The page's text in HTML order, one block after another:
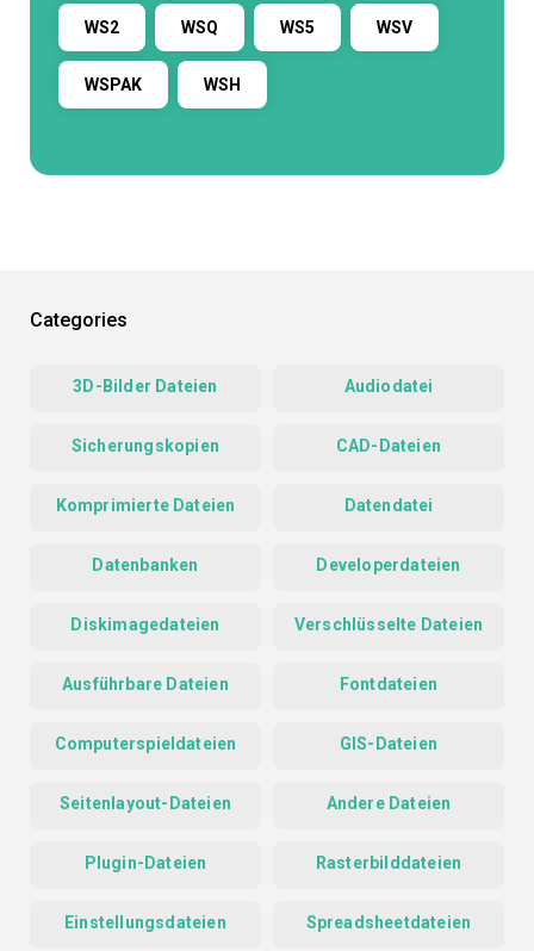
WS2 WSQ WS5 WSV
WSPAK WSH
Categories
3D-Bilder Dateien Audiodatei
Sicherungskopien CAD-Dateien
Komprimierte Dateien Datendatei
Datenbanken Developerdateien
Diskimagedateien Verschlüsselte Dateien
Ausführbare Dateien Fontdateien
Computerspieldateien GIS-Dateien
Seitenlayout-Dateien Andere Dateien
Plugin-Dateien Rasterbilddateien
Einstellungsdateien Spreadsheetdateien